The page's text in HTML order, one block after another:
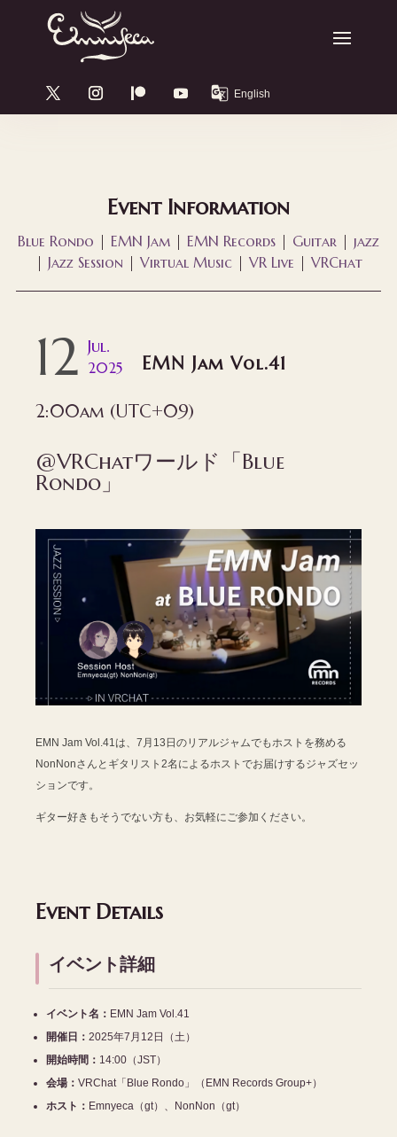
Event Information
Blue Rondo EMN Jam EMN Records Guitar
jazz
Jazz Session Virtual Music| VR Live VRChat
12 Jul.
2025 EMN Jam Vol.41
2:00am (UTC+09)
@VRChatワールド「Blue
Rondo」
EMN Jam Vol.41は、7月13日のリアルジャムでもホストを務める
NonNonさんとギタリスト2名によるホストでお届けするジャズセッ
ションです。
ギター好きもそうでない方も、お気軽にご参加ください。
Event Details
イベント詳細
イベント名： EMN Jam Vol.41
開催日： 2025年7月12日（土）
開始時間： 14:00（JST）
会場： VRChat「Blue Rondo」（EMN Records Group+）
ホスト： Emnyeca（gt）、NonNon（gt）